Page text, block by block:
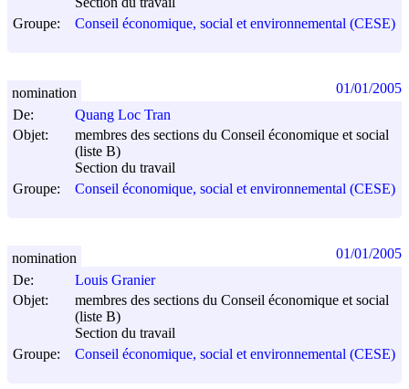
Groupe:
Conseil économique, social et environnemental (CESE)
De:
Quang Loc Tran
Objet:
membres des sections du Conseil économique et social
(liste B)
Section du travail
Groupe:
Conseil économique, social et environnemental (CESE)
nomination 01/01/2005
De:
Louis Granier
Objet:
membres des sections du Conseil économique et social
(liste B)
Section du travail
Groupe:
Conseil économique, social et environnemental (CESE)
nomination 01/01/2005